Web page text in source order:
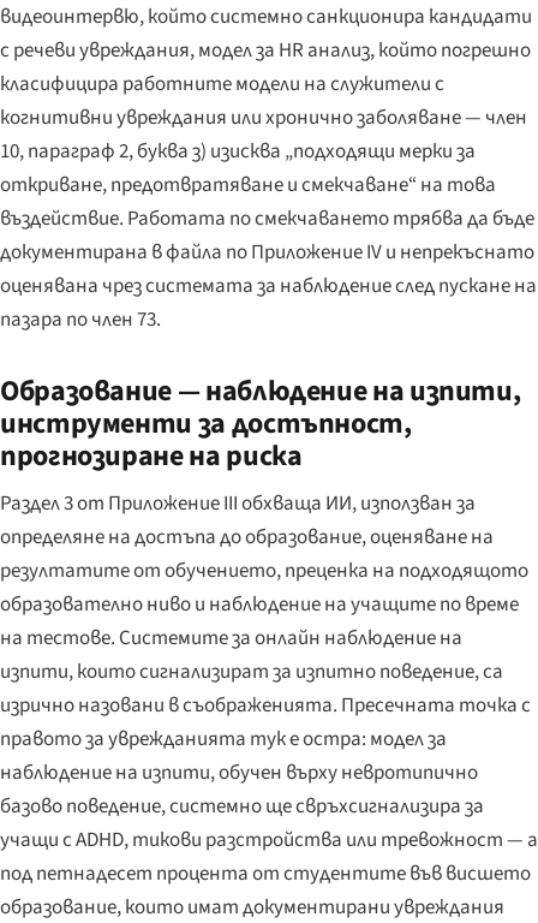
видеоинтервю, който системно санкционира кандидати
с речеви увреждания, модел за HR анализ, който погрешно
класифицира работните модели на служители с
когнитивни увреждания или хронично заболяване — член
10, параграф 2, буква з) изисква „подходящи мерки за
откриване, предотвратяване и смекчаване“ на това
въздействие. Работата по смекчаването трябва да бъде
документирана в файла по Приложение IV и непрекъснато
оценявана чрез системата за наблюдение след пускане на
пазара по член 73.
Образование — наблюдение на изпити,
инструменти за достъпност,
прогнозиране на риска
Раздел 3 от Приложение III обхваща ИИ, използван за
определяне на достъпа до образование, оценяване на
резултатите от обучението, преценка на подходящото
образователно ниво и наблюдение на учащите по време
на тестове. Системите за онлайн наблюдение на
изпити, които сигнализират за изпитно поведение, са
изрично назовани в съображенията. Пресечната точка с
правото за уврежданията тук е остра: модел за
наблюдение на изпити, обучен върху невротипично
базово поведение, системно ще свръхсигнализира за
учащи с ADHD, тикови разстройства или тревожност — а
под петнадесет процента от студентите във висшето
образование, които имат документирани увреждания